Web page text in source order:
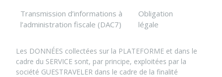
Transmission d’informations à
l’administration fiscale (DAC7)
Obligation
légale
Les DONNÉES collectées sur la PLATEFORME et dans le
cadre du SERVICE sont, par principe, exploitées par la
société GUESTRAVELER dans le cadre de la finalité